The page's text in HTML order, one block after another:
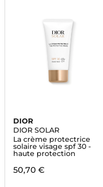
DIOR
DIOR SOLAR
La crème protectrice
solaire visage spf 30 -
haute protection
50,70 €